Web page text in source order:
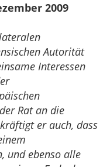
2009
Autorität
Interessen
Rat an die
er auch, dass
und ebenso alle